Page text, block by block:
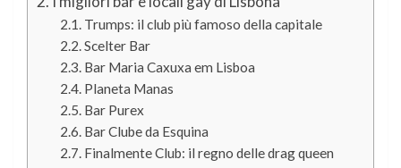
Trumps: il club più famoso della capitale
Scelter Bar
Bar Maria Caxuxa em Lisboa
Planeta Manas
Bar Purex
Bar Clube da Esquina
Finalmente Club: il regno delle drag queen